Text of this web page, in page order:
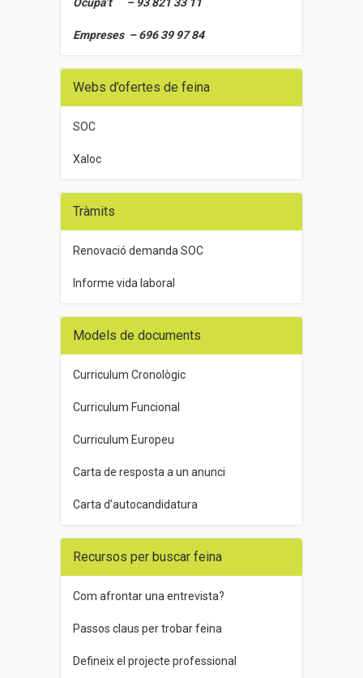
Empreses – 696 39 97 84
Webs d’ofertes de feina
SOC
Xaloc
Tràmits
Renovació demanda SOC
Informe vida laboral
Models de documents
Curriculum Cronològic
Curriculum Funcional
Curriculum Europeu
Carta de resposta a un anunci
Carta d’autocandidatura
Recursos per buscar feina
Com afrontar una entrevista?
Passos claus per trobar feina
Defineix el projecte professional